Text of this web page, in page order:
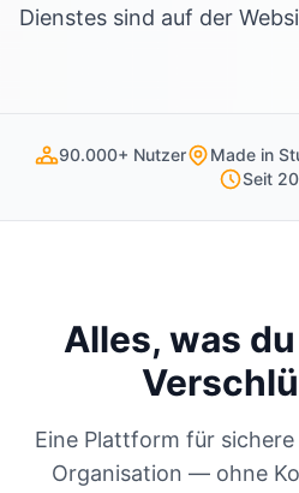
Dienstes sind auf der
90.000+ Nutzer Made in
Seit
Alles, was
Eine Plattform für
Organisation — ohne